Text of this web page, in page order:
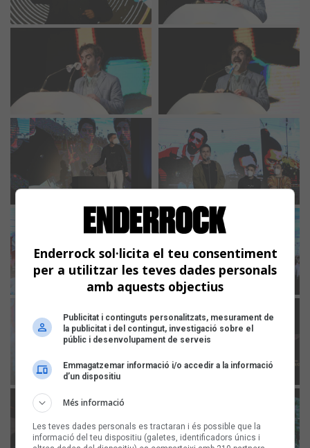
Enderrock sol·licita el teu consentiment
per a utilitzar les teves dades personals
amb aquests objectius
Publicitat i continguts personalitzats, mesurament de
la publicitat i del contingut, investigació sobre el
públic i desenvolupament de serveis
Emmagatzemar informació i/o accedir a la informació
d’un dispositiu
Més informació
Les teves dades personals es tractaran i és possible que la
informació del teu dispositiu (galetes, identificadors únics i